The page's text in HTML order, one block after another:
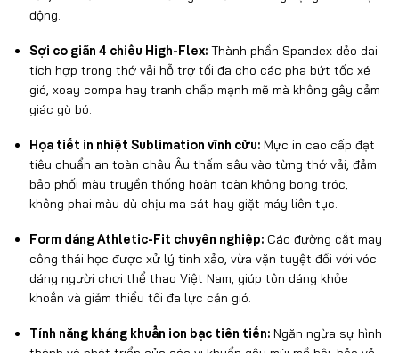
động.
Sợi co giãn 4 chiều High-Flex: Thành phần Spandex dẻo dai
tích hợp trong thớ vải hỗ trợ tối đa cho các pha bứt tốc xé
gió, xoay compa hay tranh chấp mạnh mẽ mà không gây cảm
giác gò bó.
Họa tiết in nhiệt Sublimation vĩnh cửu: Mực in cao cấp đạt
tiêu chuẩn an toàn châu Âu thấm sâu vào từng thớ vải, đảm
bảo phối màu truyền thống hoàn toàn không bong tróc,
không phai màu dù chịu ma sát hay giặt máy liên tục.
Form dáng Athletic-Fit chuyên nghiệp: Các đường cắt may
công thái học được xử lý tinh xảo, vừa vặn tuyệt đối với vóc
dáng người chơi thể thao Việt Nam, giúp tôn dáng khỏe
khoắn và giảm thiểu tối đa lực cản gió.
Tính năng kháng khuẩn ion bạc tiên tiến: Ngăn ngừa sự hình